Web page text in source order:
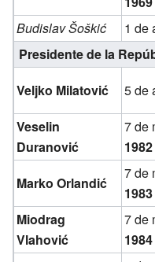
Budislav Šoškić
1 de
Presidente de la
Veljko Milatović
5 de
Veselin
Duranović
7 de
1982
Marko Orlandić
7 de
1983
Miodrag
Vlahović
7 de
1984